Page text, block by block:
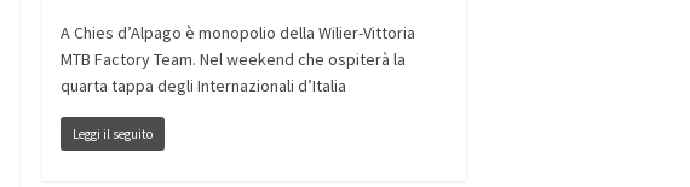
A Chies d’Alpago è monopolio della Wilier-Vittoria
MTB Factory Team. Nel weekend che ospiterà la
quarta tappa degli Internazionali d’Italia
Leggi il seguito